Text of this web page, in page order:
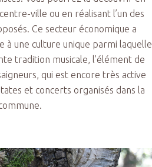
ville ou en réalisant l’un des
Ce secteur économique a
à une culture unique parmi laquelle
tradition musicale, l’élément de
qui est encore très active
et concerts organisés dans la